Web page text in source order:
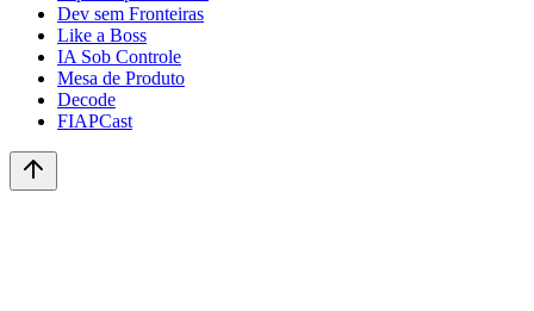
Dev sem Fronteiras
Like a Boss
IA Sob Controle
Mesa de Produto
Decode
FIAPCast